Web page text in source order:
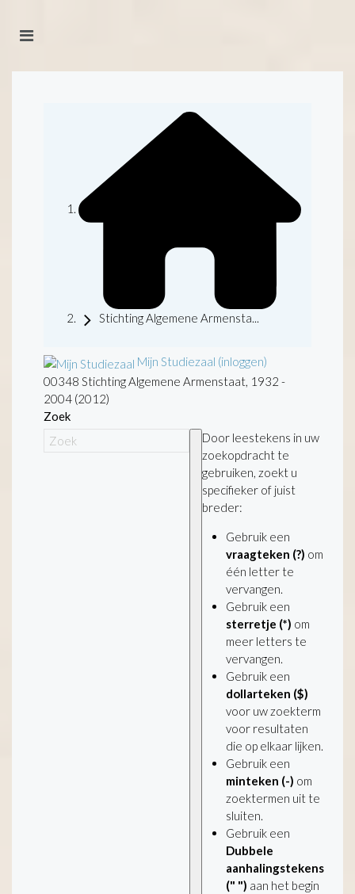
Stichting Algemene Armensta...
Mijn Studiezaal (inloggen)
00348 Stichting Algemene Armenstaat, 1932 -
2004 (2012)
Zoek
Door leestekens in uw
zoekopdracht te
gebruiken, zoekt u
specifieker of juist
breder:
Gebruik een
vraagteken (?) om
één letter te
vervangen.
Gebruik een
sterretje (*) om
meer letters te
vervangen.
Gebruik een
dollarteken ($)
voor uw zoekterm
voor resultaten
die op elkaar lijken.
Gebruik een
minteken (-) om
zoektermen uit te
sluiten.
Gebruik een
Dubbele
aanhalingstekens
(" ") aan het begin